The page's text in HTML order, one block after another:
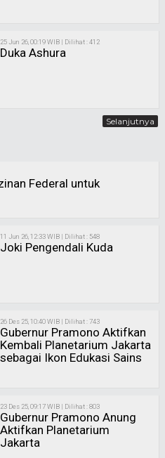
25 Jun 26, 00:19 WIB | Dilihat : 412
Duka Ashura
Selanjutnya
Federal untuk
11 Jun 26, 12:33 WIB | Dilihat : 548
Joki Pengendali Kuda
26 Des 25, 10:40 WIB | Dilihat : 743
Gubernur Pramono Aktifkan
Kembali Planetarium Jakarta
sebagai Ikon Edukasi Sains
23 Des 25, 09:17 WIB | Dilihat : 803
Gubernur Pramono Anung
Aktifkan Planetarium
Jakarta